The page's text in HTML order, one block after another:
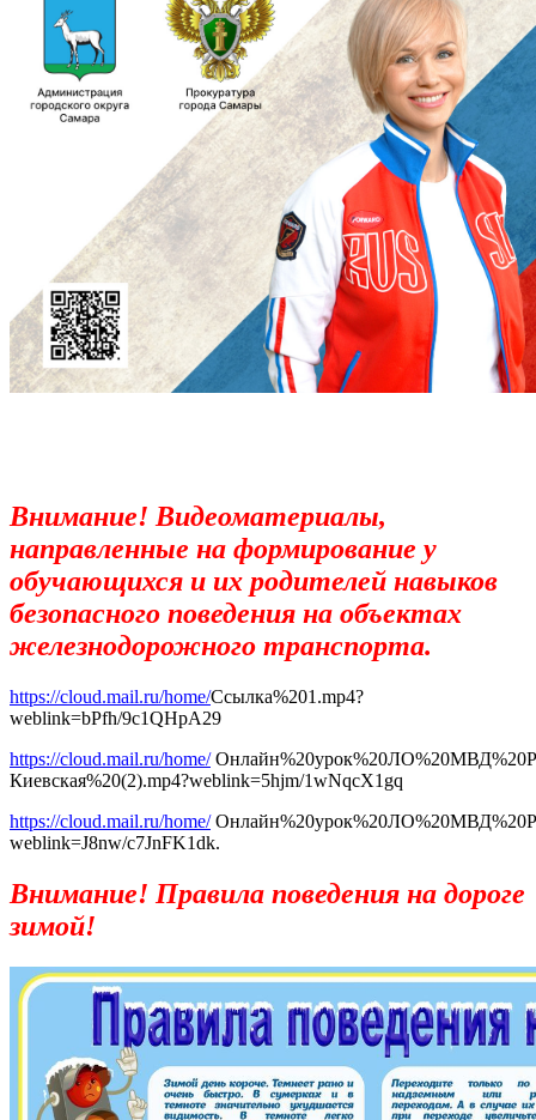
Внимание! Видеоматериалы,
направленные на формирование у
обучающихся и их родителей навыков
безопасного поведения на объектах
железнодорожного транспорта.
https://cloud.mail.ru/home/Ссылка%201.mp4?
weblink=bPfh/9c1QHpA29
https://cloud.mail.ru/home/
Киевская%20(2).mp4?weblink=5hjm/1wNqcX1gq
https://cloud.mail.ru/home/
weblink=J8nw/c7JnFK1dk.
Внимание! Правила поведения на дороге
зимой!